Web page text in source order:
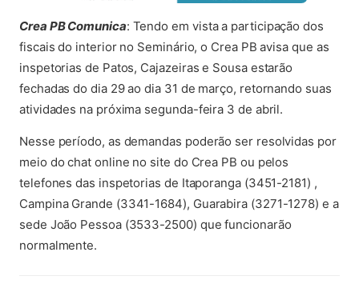
Crea PB Comunica: Tendo em vista a participação dos
fiscais do interior no Seminário, o Crea PB avisa que as
inspetorias de Patos, Cajazeiras e Sousa estarão
fechadas do dia 29 ao dia 31 de março, retornando suas
atividades na próxima segunda-feira 3 de abril.
Nesse período, as demandas poderão ser resolvidas por
meio do chat online no site do Crea PB ou pelos
telefones das inspetorias de Itaporanga (3451-2181) ,
Campina Grande (3341-1684), Guarabira (3271-1278) e a
sede João Pessoa (3533-2500) que funcionarão
normalmente.